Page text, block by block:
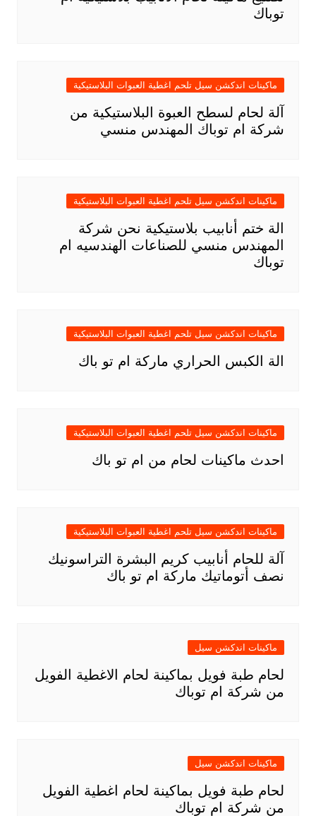
توباك
ماكينات اندكشن سيل تلحم اغطية العبوات البلاستيكية
آلة لحام لسطح العبوة البلاستيكية من
شركة ام توباك المهندس منسي
ماكينات اندكشن سيل تلحم اغطية العبوات البلاستيكية
الة ختم أنابيب بلاستيكية نحن شركة
المهندس منسي للصناعات الهندسيه ام
توباك
ماكينات اندكشن سيل تلحم اغطية العبوات البلاستيكية
الة الكبس الحراري ماركة ام تو باك
ماكينات اندكشن سيل تلحم اغطية العبوات البلاستيكية
احدث ماكينات لحام من ام تو باك
ماكينات اندكشن سيل تلحم اغطية العبوات البلاستيكية
آلة للحام أنابيب كريم البشرة التراسونيك
نصف أتوماتيك ماركة ام تو باك
ماكينات اندكشن سيل
لحام طبة فويل بماكينة لحام الاغطية الفويل
من شركة ام توباك
ماكينات اندكشن سيل
لحام طبة فويل بماكينة لحام اغطية الفويل
من شركة ام توباك